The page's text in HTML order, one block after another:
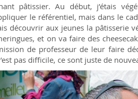
pâtissier. Au début, j’étais
le référentiel, mais dans le
découvrir aux jeunes la pâtisserie
et on va faire des
de professeur de leur faire
pas difficile, ce sont juste de